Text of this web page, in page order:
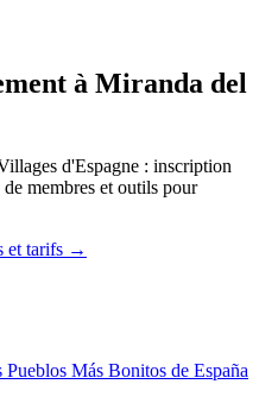
à Miranda del
d'Espagne : inscription
membres et outils pour
et tarifs →
Pueblos Más Bonitos de España